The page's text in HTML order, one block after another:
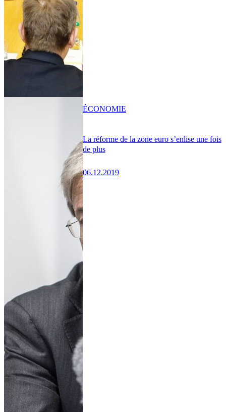
La réforme de la zone euro s’enlise une fois
de plus
06.12.2019
ÉCONOMIE